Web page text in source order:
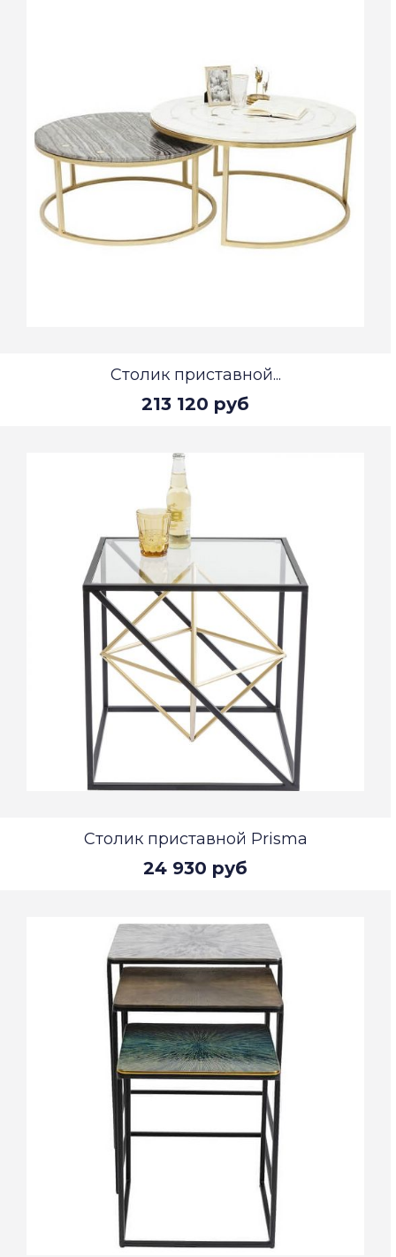
Столик приставной...
213 120 руб
Столик приставной Prisma
24 930 руб